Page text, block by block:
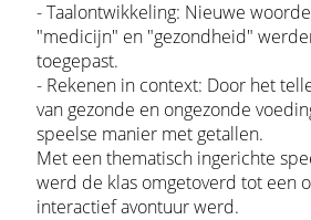
- Taalontwikkeling: Nieuwe
"medicijn" en "gezondheid"
toegepast.
- Rekenen in context: Door het
van gezonde en ongezonde
speelse manier met getallen.
Met een thematisch ingerichte
werd de klas omgetoverd tot een
interactief avontuur werd.